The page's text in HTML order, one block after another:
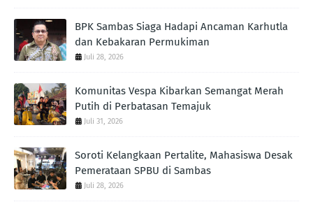
BPK Sambas Siaga Hadapi Ancaman Karhutla
dan Kebakaran Permukiman
Juli 28, 2026
Komunitas Vespa Kibarkan Semangat Merah
Putih di Perbatasan Temajuk
Juli 31, 2026
Soroti Kelangkaan Pertalite, Mahasiswa Desak
Pemerataan SPBU di Sambas
Juli 28, 2026